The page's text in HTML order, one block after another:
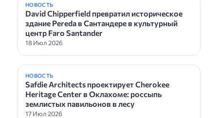
НОВОСТЬ
David Chipperfield превратил историческое
здание Pereda в Сантандере в культурный
центр Faro Santander
18 Июл 2026
НОВОСТЬ
Safdie Architects проектирует Cherokee
Heritage Center в Оклахоме: россыпь
землистых павильонов в лесу
17 Июл 2026